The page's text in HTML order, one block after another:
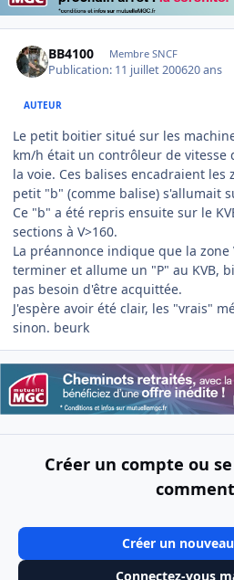
BB4100 Membre SNCF
Publication: 11 juillet 200620 ans
AUTEUR
Le petit boitier situé sur les
km/h était un contrôleur de vitesse
la voie. Ces balises encadraient les
petit "b" (comme balise) s'allumait
Ce "b" a été repris ensuite sur le
sections à V>160.
La préannonce indique que la zone
terminer et allume un "P" au KVB,
pas besoin d'être acquittée.
J'espère avoir été clair, les "vrais"
sinon. beurk
Créer un compte ou
Créer un
Connectez-vous